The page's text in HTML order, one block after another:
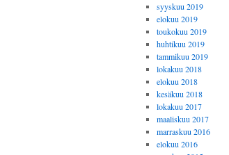
syyskuu 2019
elokuu 2019
toukokuu 2019
huhtikuu 2019
tammikuu 2019
lokakuu 2018
elokuu 2018
kesäkuu 2018
lokakuu 2017
maaliskuu 2017
marraskuu 2016
elokuu 2016